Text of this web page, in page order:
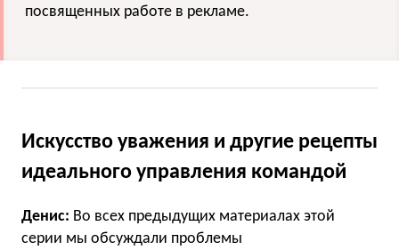
посвященных работе в рекламе.
Искусство уважения и другие рецепты
идеального управления командой
Денис: Во всех предыдущих материалах этой
серии мы обсуждали проблемы